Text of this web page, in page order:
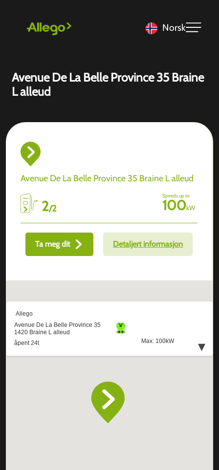
Norsk
Avenue De La Belle Province 35 Braine
L alleud
Avenue De La Belle Province 35 Braine L alleud
2/2
Speeds up to
100kW
Ta meg dit Detaljert informasjon